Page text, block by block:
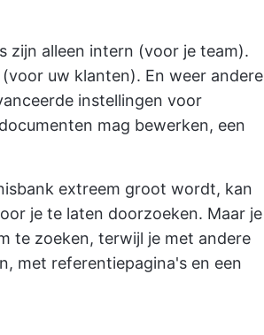
zijn alleen intern (voor je team).
uw klanten). En weer andere
instellingen voor
mag bewerken, een
extreem groot wordt, kan
je te laten doorzoeken. Maar je
te zoeken, terwijl je met andere
met referentiepagina's en een